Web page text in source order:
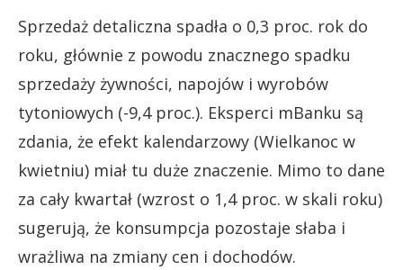
Sprzedaż detaliczna spadła o 0,3 proc. rok do
roku, głównie z powodu znacznego spadku
sprzedaży żywności, napojów i wyrobów
tytoniowych (-9,4 proc.). Eksperci mBanku są
zdania, że efekt kalendarzowy (Wielkanoc w
kwietniu) miał tu duże znaczenie. Mimo to dane
za cały kwartał (wzrost o 1,4 proc. w skali roku)
sugerują, że konsumpcja pozostaje słaba i
wrażliwa na zmiany cen i dochodów.